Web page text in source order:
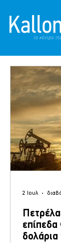
2 Ιουλ